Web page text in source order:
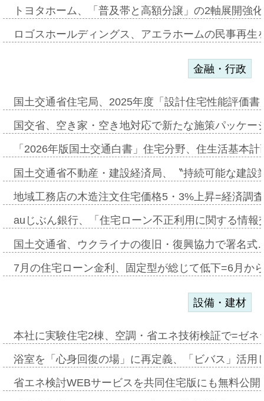
トヨタホーム、「普及帯と高額分譲」の2軸展開強
ロゴスホールディングス、アエラホームの民事再
金融・行政
国土交通省住宅局、2025年度「設計住宅性能評価
国交省、空き家・空き地対応で新たな施策パッケ
「2026年版国土交通白書」住宅分野、住生活基本
国土交通省不動産・建設経済局、〝持続可能な建
地域工務店の木造注文住宅価格5・3%上昇=経済調
auじぶん銀行、「住宅ローン不正利用に関する情
国土交通省、ウクライナの復旧・復興協力で署名
7月の住宅ローン金利、固定型が総じて低下=6月か
設備・建材
本社に実験住宅2棟、空調・省エネ技術検証で=ゼ
浴室を「心身回復の場」に再定義、「ビバス」活
省エネ検討WEBサービスを共同住宅版にも無料公